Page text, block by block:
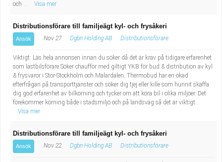
och ...
Visa mer
Distributionsförare till familjeägt kyl- och frysåkeri
Ansök Nov 27 Dgbn Holding AB Distributionsförare
Viktigt: Läs hela annonsen innan du söker då det är krav på tidigare erfarenhet
som lastbilsförare Söker chaufför med giltigt YKB för bud & distribution av kyl
& frysvaror i Stor-Stockholm och Mälardalen. Thermobud har en ökad
efterfrågan på transporttjänster och söker dig tjej eller kille som hunnit skaffa
dig god erfarenhet av bilkörning och tycker om att köra bil i olika miljöer. Det
förekommer körning både i stadsmiljö och på landsväg så det är viktigt...
Visa mer
Distributionsförare till familjeägt kyl- och frysåkeri
Ansök Nov 22 Dgbn Holding AB Distributionsförare